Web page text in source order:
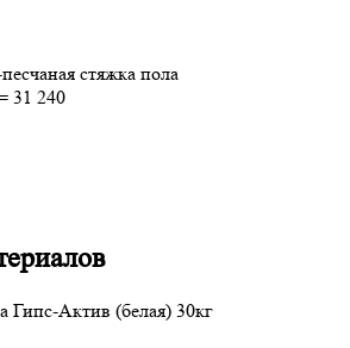
стяжка пола
31 240
Гипс-Актив (белая) 30кг